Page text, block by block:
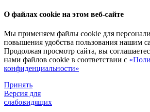
О файлах cookie на этом веб-сайте
Мы применяем файлы cookie для
повышения удобства пользования нашим
Продолжая просмотр сайта, вы
нами файлов cookie в соответствии с
конфиденциальности»
Принять
Версия для
слабовидящих